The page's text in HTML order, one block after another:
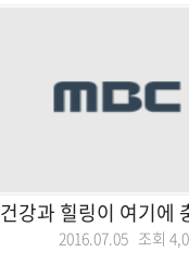
건강과 힐링이 여기에
2016.07.05 조회